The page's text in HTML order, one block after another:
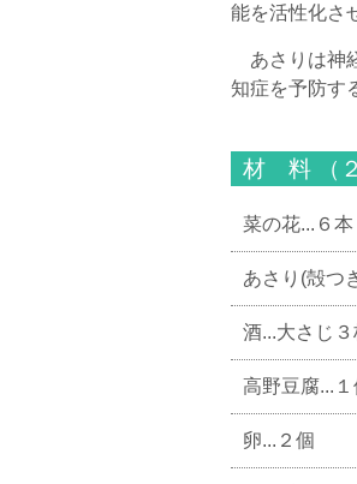
能を活性化さ
あさりは神
知症を予防す
材 料 （２
菜の花...６本
あさり(殻つ
酒...大さじ３
高野豆腐...１
卵...２個